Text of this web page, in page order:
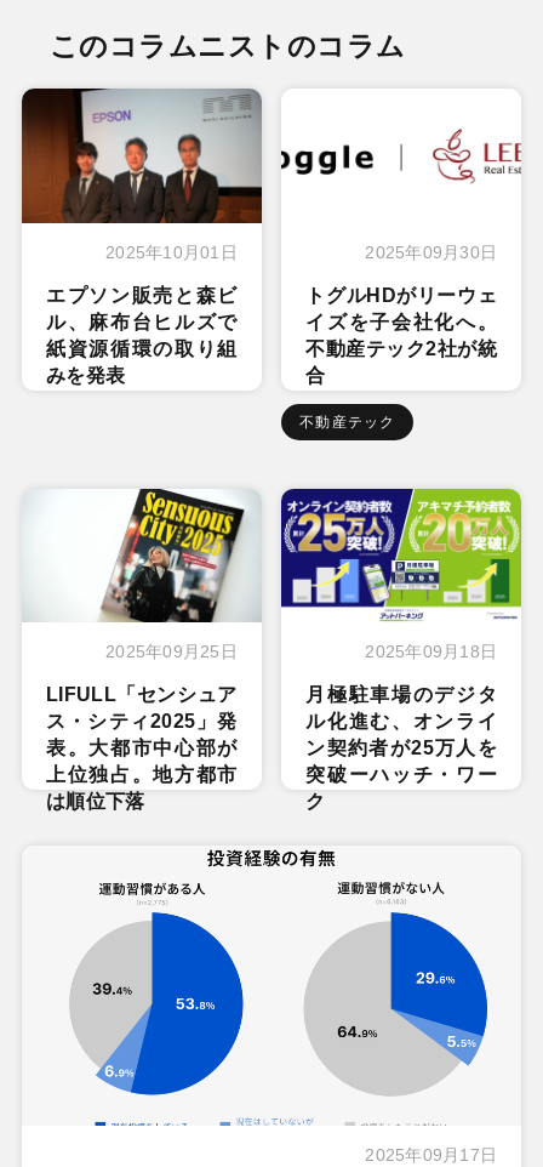
このコラムニストのコラム
2025年10月01日
エプソン販売と森ビ
ル、麻布台ヒルズで
紙資源循環の取り組
みを発表
2025年09月30日
トグルHDがリーウェ
イズを子会社化へ。
不動産テック2社が統
合
不動産テック
2025年09月25日
LIFULL「センシュア
ス・シティ2025」発
表。大都市中心部が
上位独占。地方都市
は順位下落
2025年09月18日
月極駐車場のデジタ
ル化進む、オンライ
ン契約者が25万人を
突破ーハッチ・ワー
ク
2025年09月17日